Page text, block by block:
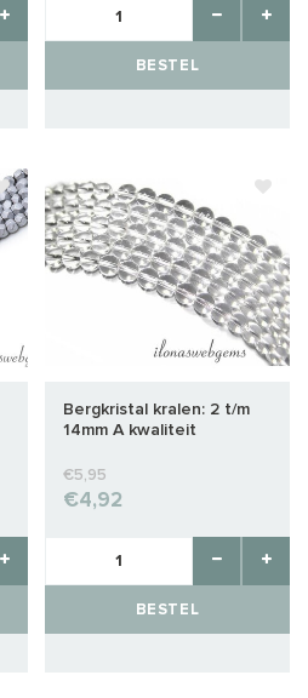
BESTEL
Bergkristal kralen: 2 t/m
14mm A kwaliteit
€5,95
€4,92
BESTEL